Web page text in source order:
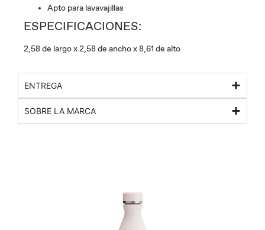
Apto para lavavajillas
ESPECIFICACIONES:
2,58 de largo x 2,58 de ancho x 8,61 de alto
ENTREGA
SOBRE LA MARCA